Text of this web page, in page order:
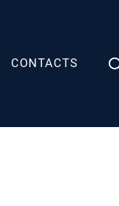
CONTACTS